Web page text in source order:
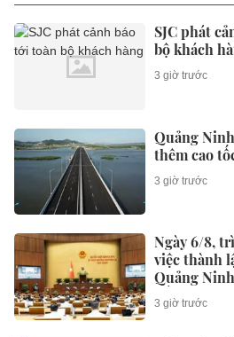
SJC phát
bộ khách
3 giờ trước
Quảng
thêm cao
3 giờ trước
Ngày 6/8,
việc thành
Quảng
Bắc Ninh
3 giờ trước